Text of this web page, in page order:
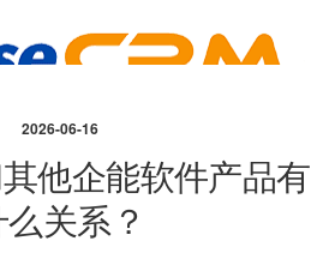
2026-06-16
其他企能软件产品有
关系？